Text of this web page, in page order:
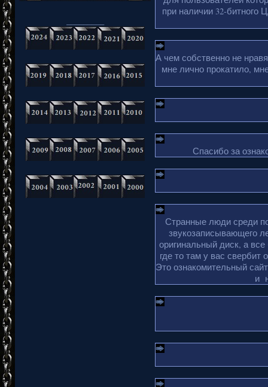
при наличии 32-битного
А чем собственно не
мне лично прокатило,
Спасибо за
Странные люди среди
звукозаписывающего
оригинальный диск, а
где то там у вас свербит
Это ознакомительный
и